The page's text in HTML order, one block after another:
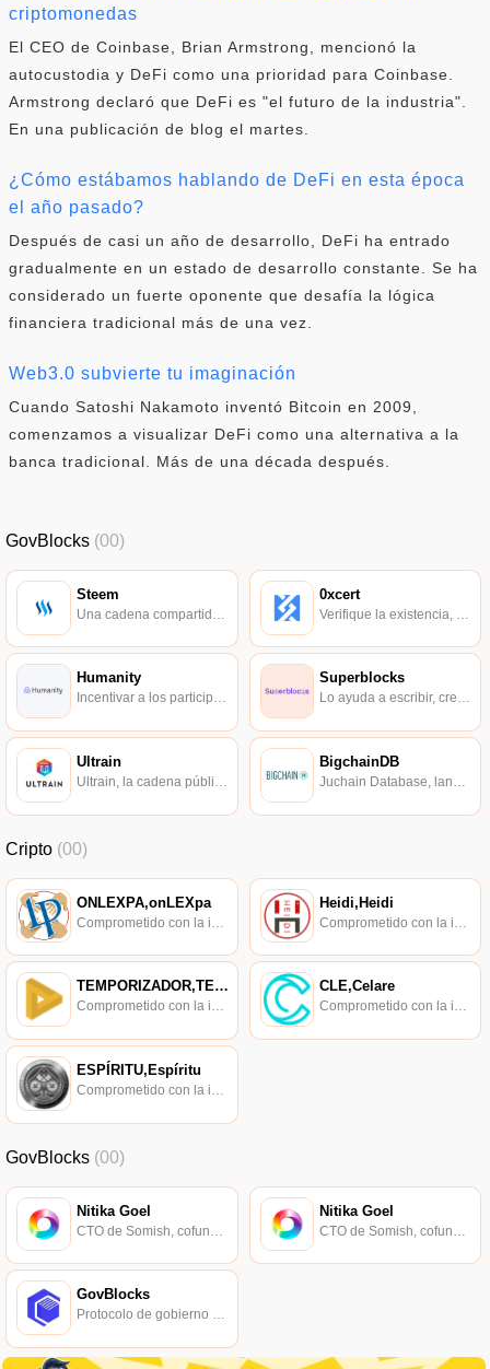
criptomonedas
El CEO de Coinbase, Brian Armstrong, mencionó la
autocustodia y DeFi como una prioridad para Coinbase.
Armstrong declaró que DeFi es "el futuro de la industria".
En una publicación de blog el martes.
¿Cómo estábamos hablando de DeFi en esta época
el año pasado?
Después de casi un año de desarrollo, DeFi ha entrado
gradualmente en un estado de desarrollo constante. Se ha
considerado un fuerte oponente que desafía la lógica
financiera tradicional más de una vez.
Web3.0 subvierte tu imaginación
Cuando Satoshi Nakamoto inventó Bitcoin en 2009,
comenzamos a visualizar DeFi como una alternativa a la
banca tradicional. Más de una década después.
GovBlocks (00)
Steem 0xcert
Humanity
Incentivar a los participantes económicos a mantener el registro y verificación de identidad en un entorno descentralizado.
Superblocks
Lo ayuda a escribir, crear e implementar contratos inteligentes y aplicaciones distribuidas.
Ultrain
Ultrain, la cadena pública de cadena de bloques de última generación, ha resuelto por completo los problemas de rendimiento que aquejaban a las cadenas de bloques tradicionales.
BigchainDB
Juchain Database, lanzó la base de datos de cadena de bloques IPDB de clase mundial.
Cripto (00)
ONLEXPA,onLEXpa Heidi,Heidi
TEMPORIZADOR,TEMPORIZADOR
Comprometido con la investigación de políticas en los campos de las nuevas finanzas, las finanzas internacionales y los mercados financieros.
CLE,Celare
Comprometido con la investigación de políticas en los campos de las nuevas finanzas, las finanzas internacionales y los mercados financieros.
ESPÍRITU,Espíritu
Comprometido con la investigación de políticas en los campos de las nuevas finanzas, las finanzas internacionales y los mercados financieros.
GovBlocks (00)
Nitika Goel Nitika Goel
GovBlocks
Protocolo de gobierno de red distribuida.